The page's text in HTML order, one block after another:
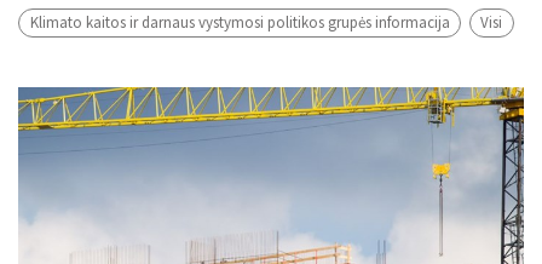
Klimato kaitos ir darnaus vystymosi politikos grupės informacija Visi